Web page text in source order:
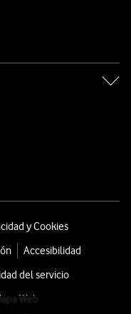
y Cookies
Accesibilidad
del servicio
Web